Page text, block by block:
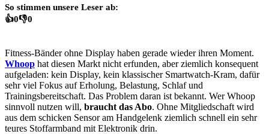
So stimmen unsere Leser ab:
👍0👎0
Fitness-Bänder ohne Display haben gerade wieder ihren Moment.
Whoop hat diesen Markt nicht erfunden, aber ziemlich konsequent
aufgeladen: kein Display, kein klassischer Smartwatch-Kram, dafür
sehr viel Fokus auf Erholung, Belastung, Schlaf und
Trainingsbereitschaft. Das Problem daran ist bekannt. Wer Whoop
sinnvoll nutzen will, braucht das Abo. Ohne Mitgliedschaft wird
aus dem schicken Sensor am Handgelenk ziemlich schnell ein sehr
teures Stoffarmband mit Elektronik drin.